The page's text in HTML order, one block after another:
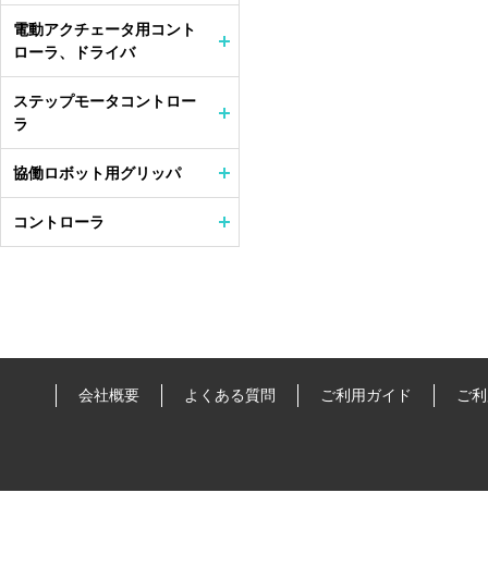
電動アクチェータ用コント
ローラ、ドライバ
ステップモータコントロー
ラ
協働ロボット用グリッパ
コントローラ
会社概要 よくある質問 ご利用ガイド ご